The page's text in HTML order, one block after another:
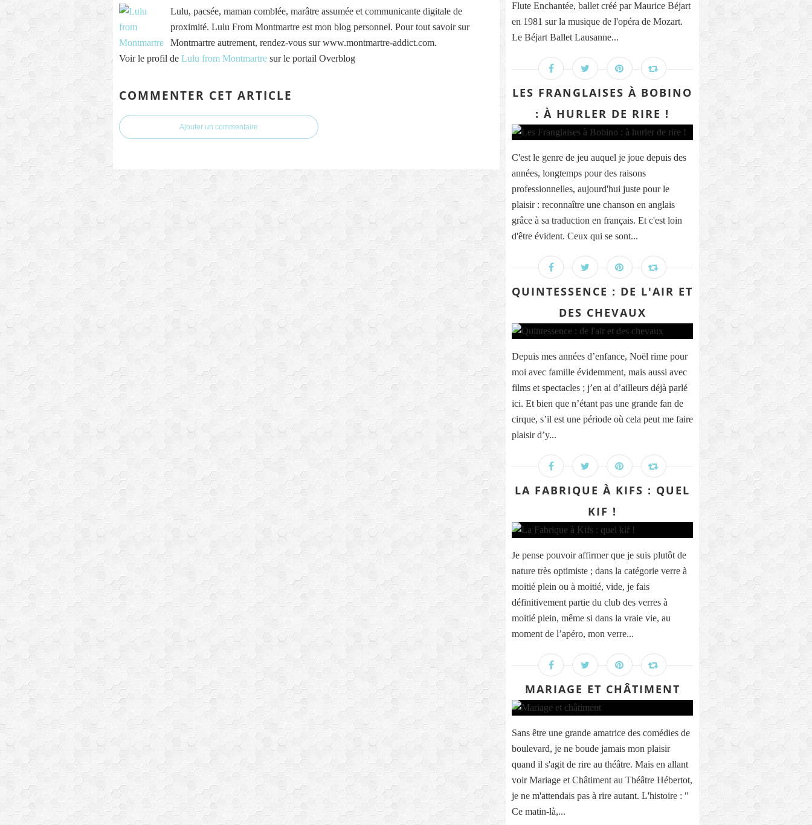
Lulu, pacsée, maman comblée, marâtre assumée et communicante digitale de
proximité. Lulu From Montmartre est mon blog personnel. Pour tout savoir sur
Montmartre autrement, rendez-vous sur www.montmartre-addict.com.
Voir le profil de Lulu from Montmartre sur le portail Overblog
COMMENTER CET ARTICLE
Ajouter un commentaire
Flute Enchantée, ballet créé par Maurice Béjart
en 1981 sur la musique de l'opéra de Mozart.
Le Béjart Ballet Lausanne...
LES FRANGLAISES À BOBINO
: À HURLER DE RIRE !
C'est le genre de jeu auquel je joue depuis des
années, longtemps pour des raisons
professionnelles, aujourd'hui juste pour le
plaisir : reconnaître une chanson en anglais
grâce à sa traduction en français. Et c'est loin
d'être évident. Ceux qui se sont...
QUINTESSENCE : DE L'AIR ET
DES CHEVAUX
Depuis mes années d’enfance, Noël rime pour
moi avec famille évidemment, mais aussi avec
films et spectacles ; j’en ai d’ailleurs déjà parlé
ici. Et bien que n’étant pas une grande fan de
cirque, s’il est une période où cela peut me faire
plaisir d’y...
LA FABRIQUE À KIFS : QUEL
KIF !
Je pense pouvoir affirmer que je suis plutôt de
nature très optimiste ; dans la catégorie verre à
moitié plein ou à moitié, vide, je fais
définitivement partie du club des verres à
moitié plein, même si dans la vraie vie, au
moment de l’apéro, mon verre...
MARIAGE ET CHÂTIMENT
Sans être une grande amatrice des comédies de
boulevard, je ne boude jamais mon plaisir
quand il s'agit de rire au théâtre. Mais en allant
voir Mariage et Châtiment au Théâtre Hébertot,
je ne m'attendais pas à rire autant. L'histoire : "
Ce matin-là,...